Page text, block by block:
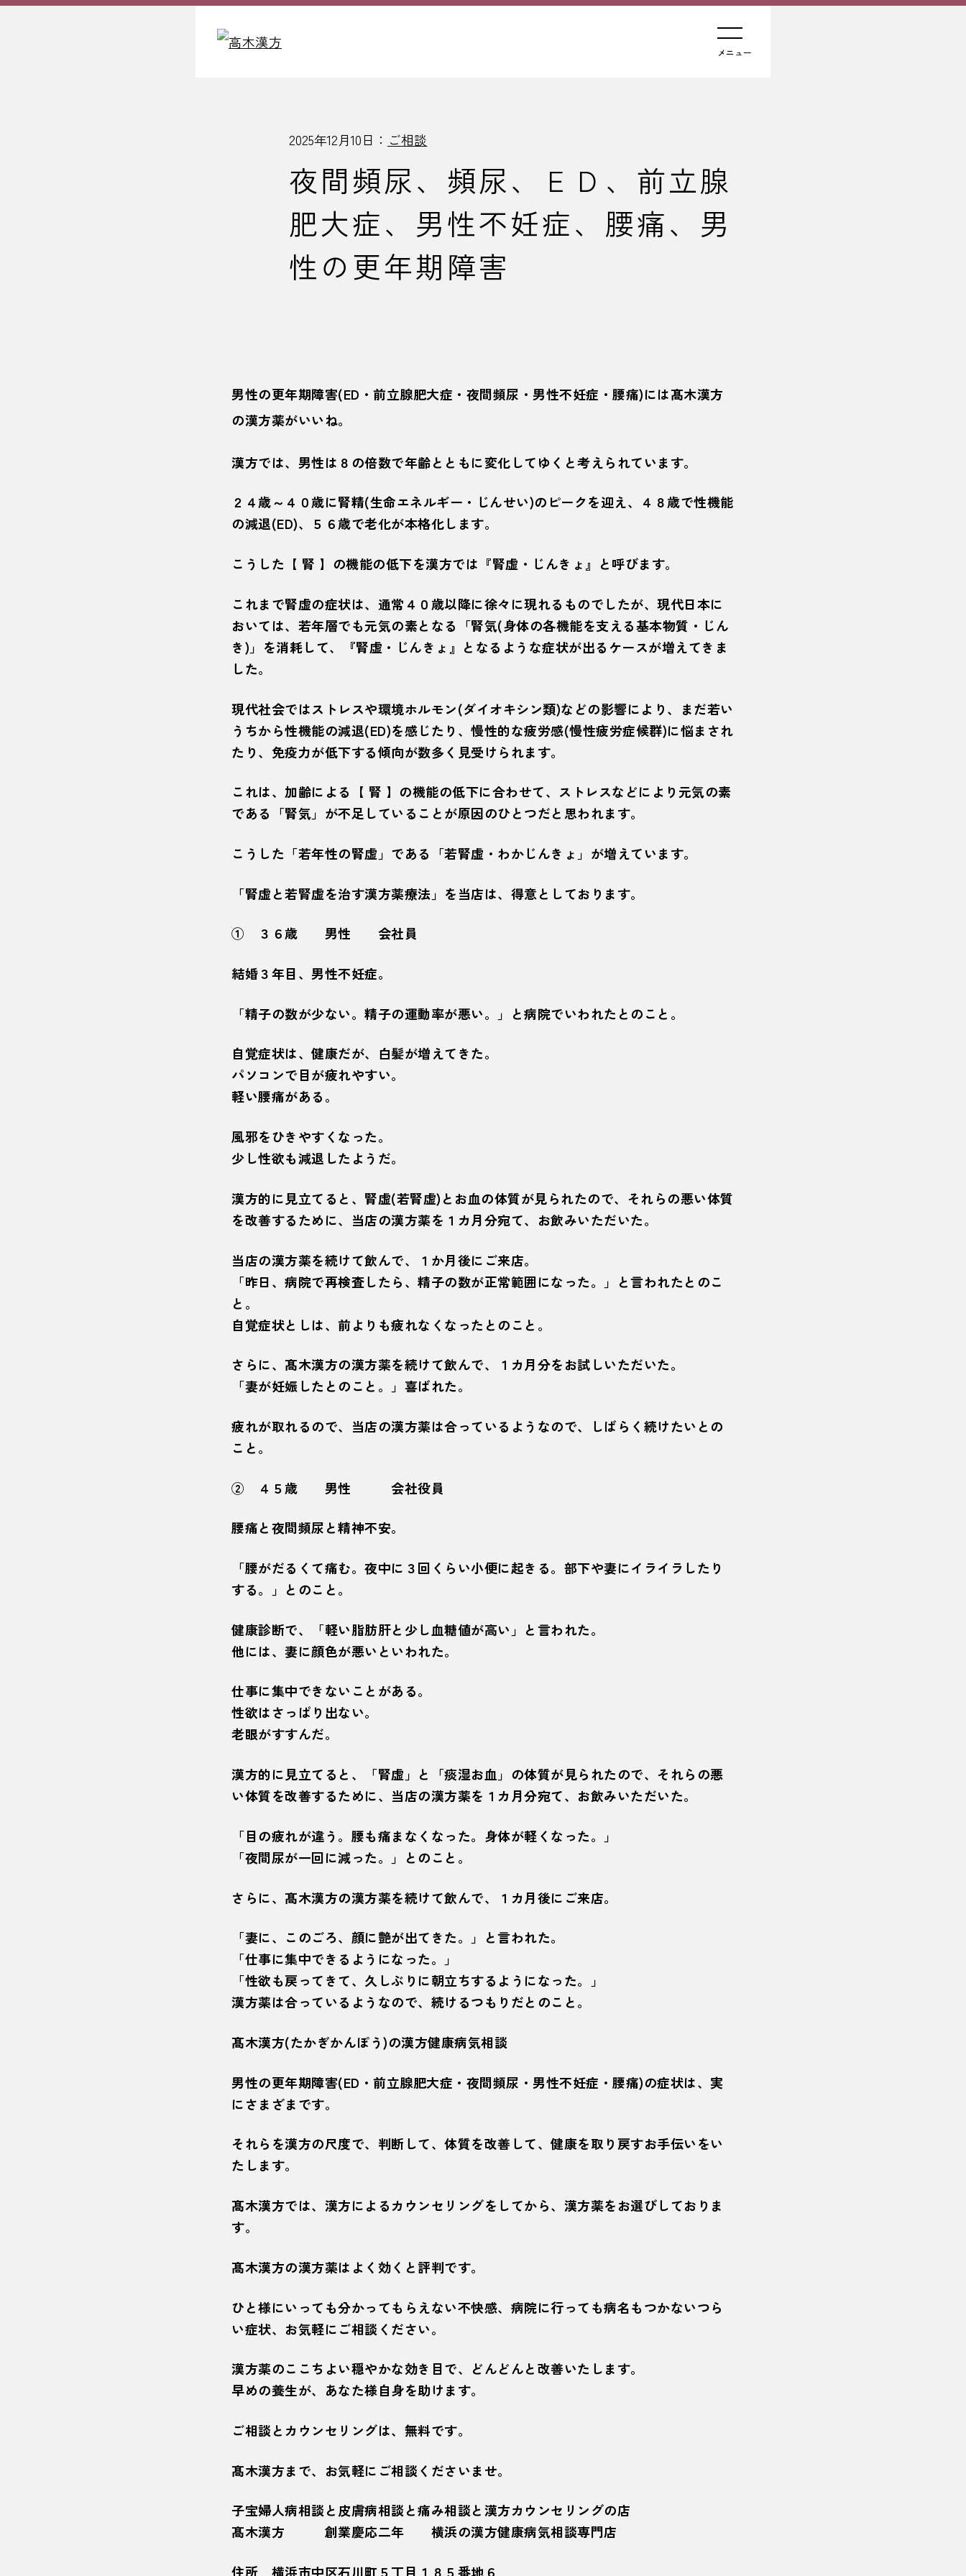
メニュー
2025年12月10日： ご相談
夜間頻尿、頻尿、ＥＤ、前立腺
肥大症、男性不妊症、腰痛、男
性の更年期障害
男性の更年期障害(ED・前立腺肥大症・夜間頻尿・男性不妊症・腰痛)には髙木漢方
の漢方薬がいいね。
漢方では、男性は８の倍数で年齢とともに変化してゆくと考えられています。
２４歳～４０歳に腎精(生命エネルギー・じんせい)のピークを迎え、４８歳で性機能
の減退(ED)、５６歳で老化が本格化します。
こうした【 腎 】の機能の低下を漢方では『腎虚・じんきょ』と呼びます。
これまで腎虚の症状は、通常４０歳以降に徐々に現れるものでしたが、現代日本に
おいては、若年層でも元気の素となる「腎気(身体の各機能を支える基本物質・じん
き)」を消耗して、『腎虚・じんきょ』となるような症状が出るケースが増えてきま
した。
現代社会ではストレスや環境ホルモン(ダイオキシン類)などの影響により、まだ若い
うちから性機能の減退(ED)を感じたり、慢性的な疲労感(慢性疲労症候群)に悩まされ
たり、免疫力が低下する傾向が数多く見受けられます。
これは、加齢による【 腎 】の機能の低下に合わせて、ストレスなどにより元気の素
である「腎気」が不足していることが原因のひとつだと思われます。
こうした「若年性の腎虚」である「若腎虚・わかじんきょ」が増えています。
「腎虚と若腎虚を治す漢方薬療法」を当店は、得意としております。
① ３６歳 男性 会社員
結婚３年目、男性不妊症。
「精子の数が少ない。精子の運動率が悪い。」と病院でいわれたとのこと。
自覚症状は、健康だが、白髪が増えてきた。
パソコンで目が疲れやすい。
軽い腰痛がある。
風邪をひきやすくなった。
少し性欲も減退したようだ。
漢方的に見立てると、腎虚(若腎虚)とお血の体質が見られたので、それらの悪い体質
を改善するために、当店の漢方薬を１カ月分宛て、お飲みいただいた。
当店の漢方薬を続けて飲んで、１か月後にご来店。
「昨日、病院で再検査したら、精子の数が正常範囲になった。」と言われたとのこ
と。
自覚症状としは、前よりも疲れなくなったとのこと。
さらに、髙木漢方の漢方薬を続けて飲んで、１カ月分をお試しいただいた。
「妻が妊娠したとのこと。」喜ばれた。
疲れが取れるので、当店の漢方薬は合っているようなので、しばらく続けたいとの
こと。
② ４５歳 男性 会社役員
腰痛と夜間頻尿と精神不安。
「腰がだるくて痛む。夜中に３回くらい小便に起きる。部下や妻にイライラしたり
する。」とのこと。
健康診断で、「軽い脂肪肝と少し血糖値が高い」と言われた。
他には、妻に顔色が悪いといわれた。
仕事に集中できないことがある。
性欲はさっぱり出ない。
老眼がすすんだ。
漢方的に見立てると、「腎虚」と「痰湿お血」の体質が見られたので、それらの悪
い体質を改善するために、当店の漢方薬を１カ月分宛て、お飲みいただいた。
「目の疲れが違う。腰も痛まなくなった。身体が軽くなった。」
「夜間尿が一回に減った。」とのこと。
さらに、髙木漢方の漢方薬を続けて飲んで、１カ月後にご来店。
「妻に、このごろ、顔に艶が出てきた。」と言われた。
「仕事に集中できるようになった。」
「性欲も戻ってきて、久しぶりに朝立ちするようになった。」
漢方薬は合っているようなので、続けるつもりだとのこと。
髙木漢方(たかぎかんぽう)の漢方健康病気相談
男性の更年期障害(ED・前立腺肥大症・夜間頻尿・男性不妊症・腰痛)の症状は、実
にさまざまです。
それらを漢方の尺度で、判断して、体質を改善して、健康を取り戻すお手伝いをい
たします。
髙木漢方では、漢方によるカウンセリングをしてから、漢方薬をお選びしておりま
す。
髙木漢方の漢方薬はよく効くと評判です。
ひと様にいっても分かってもらえない不快感、病院に行っても病名もつかないつら
い症状、お気軽にご相談ください。
漢方薬のここちよい穏やかな効き目で、どんどんと改善いたします。
早めの養生が、あなた様自身を助けます。
ご相談とカウンセリングは、無料です。
髙木漢方まで、お気軽にご相談くださいませ。
子宝婦人病相談と皮膚病相談と痛み相談と漢方カウンセリングの店
髙木漢方 創業慶応二年 横浜の漢方健康病気相談専門店
住所 横浜市中区石川町５丁目１８５番地６